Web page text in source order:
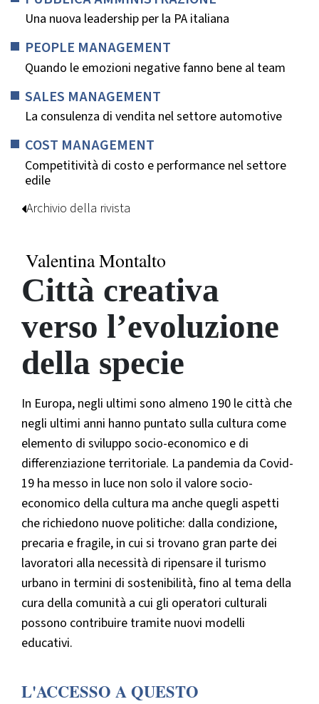
Una nuova leadership per la PA italiana
PEOPLE MANAGEMENT
Quando le emozioni negative fanno bene al team
SALES MANAGEMENT
La consulenza di vendita nel settore automotive
COST MANAGEMENT
Competitività di costo e performance nel settore
edile
Archivio della rivista
Valentina Montalto
Città creativa
verso l’evoluzione
della specie
In Europa, negli ultimi sono almeno 190 le città che
negli ultimi anni hanno puntato sulla cultura come
elemento di sviluppo socio-economico e di
differenziazione territoriale. La pandemia da Covid-
19 ha messo in luce non solo il valore socio-
economico della cultura ma anche quegli aspetti
che richiedono nuove politiche: dalla condizione,
precaria e fragile, in cui si trovano gran parte dei
lavoratori alla necessità di ripensare il turismo
urbano in termini di sostenibilità, fino al tema della
cura della comunità a cui gli operatori culturali
possono contribuire tramite nuovi modelli
educativi.
L'ACCESSO A QUESTO